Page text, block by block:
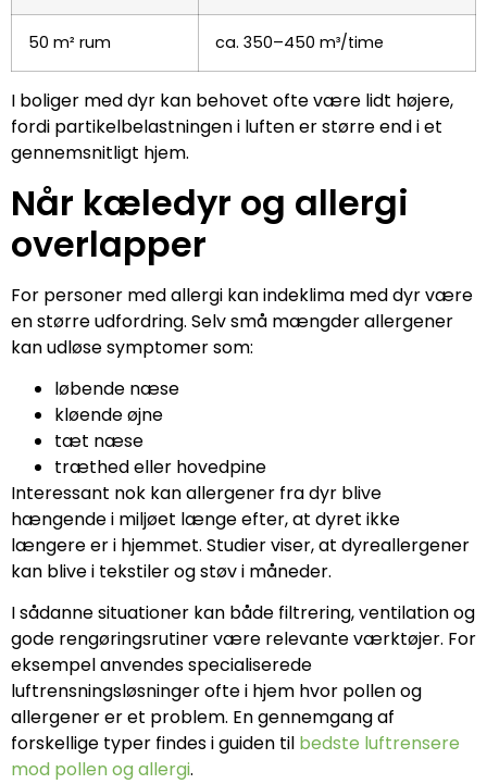
50 m² rum ca. 350–450 m³/time
I boliger med dyr kan behovet ofte være lidt højere,
fordi partikelbelastningen i luften er større end i et
gennemsnitligt hjem.
Når kæledyr og allergi
overlapper
For personer med allergi kan indeklima med dyr være
en større udfordring. Selv små mængder allergener
kan udløse symptomer som:
løbende næse
kløende øjne
tæt næse
træthed eller hovedpine
Interessant nok kan allergener fra dyr blive
hængende i miljøet længe efter, at dyret ikke
længere er i hjemmet. Studier viser, at dyreallergener
kan blive i tekstiler og støv i måneder.
I sådanne situationer kan både filtrering, ventilation og
gode rengøringsrutiner være relevante værktøjer. For
eksempel anvendes specialiserede
luftrensningsløsninger ofte i hjem hvor pollen og
allergener er et problem. En gennemgang af
forskellige typer findes i guiden til bedste luftrensere
mod pollen og allergi.